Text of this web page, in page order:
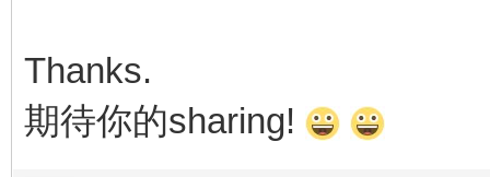
Thanks.
期待你的sharing!